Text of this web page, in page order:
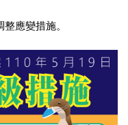
應變措施。